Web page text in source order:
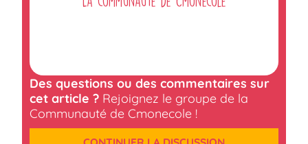
Des questions ou des commentaires sur
cet article ?Rejoignez le groupe de la
Communauté de Cmonecole !